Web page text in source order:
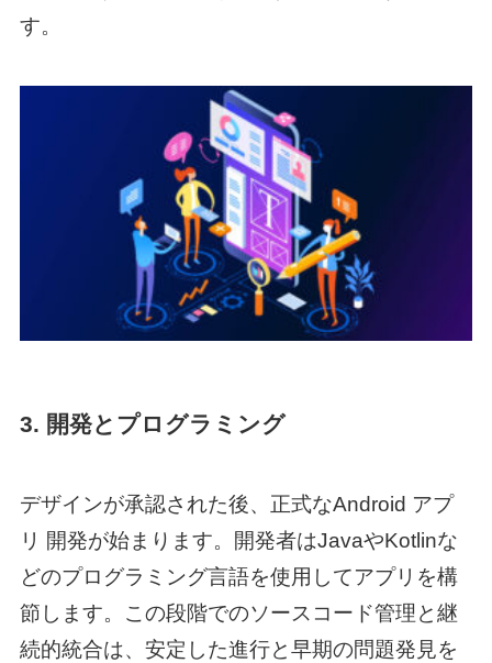
す。
3. 開発とプログラミング
デザインが承認された後、正式なAndroid アプ
リ 開発が始まります。開発者はJavaやKotlinな
どのプログラミング言語を使用してアプリを構
節します。この段階でのソースコード管理と継
続的統合は、安定した進行と早期の問題発見を